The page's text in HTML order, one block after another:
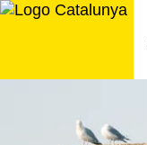
Aller